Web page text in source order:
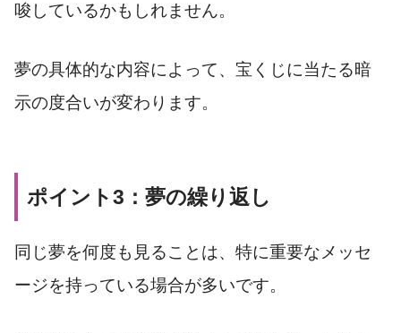
唆しているかもしれません。
夢の具体的な内容によって、宝くじに当たる暗
示の度合いが変わります。
ポイント3：夢の繰り返し
同じ夢を何度も見ることは、特に重要なメッセ
ージを持っている場合が多いです。